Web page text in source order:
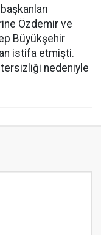
Özdemir ve
Büyükşehir
istifa etmişti.
nedeniyle